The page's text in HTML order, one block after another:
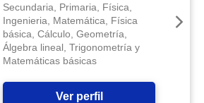
Secundaria, Primaria, Física,
Ingenieria, Matemática, Física
básica, Cálculo, Geometría,
Álgebra lineal, Trigonometría y
Matemáticas básicas
Ver perfil